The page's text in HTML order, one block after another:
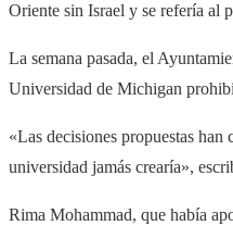
Oriente sin Israel y se refería al
La semana pasada, el
Universidad de Michigan
«Las decisiones propuestas
universidad jamás crearía»,
Rima Mohammad, que había